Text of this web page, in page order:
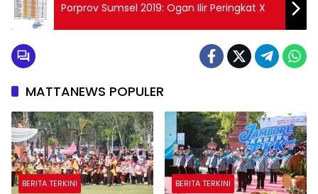
Porprov Sumsel 2019: Ogan Ilir Peringkat X
MATTANEWS POPULER
BERITA TERKINI BERITA TERKINI